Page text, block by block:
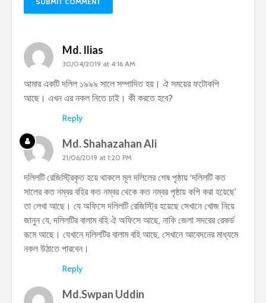
Md. Ilias
30/04/2019 at 4:16 AM
আমার একটি দলিল ১৯৯৯ সালে সম্পাদিত হয়। ঐ সময়ের ফটোকপি
আছে। এখন এর নকল নিতে চাই। কী করতে হবে?
Reply
Md. Shahazahan Ali
21/06/2019 at 1:20 PM
দলিলটি রেজিস্ট্রিকৃত হয়ে থাকলে মূল দলিলের শেষ পৃষ্ঠায় ‘দলিলটি কত
সালের কত নম্বর বহির কত নম্বর থেকে কত নম্বর পৃষ্ঠায় কপি করা হয়েছে’
তা লেখা আছে। যে অফিসে দলিলটি রেজিস্ট্রি হয়েছে সেখানে খোজ নিয়ে
জানুন যে, দলিলটির বালাম বহি ঐ অফিসে আছে, নাকি জেলা সদরের রেকর্ড
রূমে আছে। যেখানে দলিলটির বালাম বহি আছে, সেখানে আবেদনের মাধ্যমে
নকল উঠাতে পারবেন।
Reply
Md.Swpan Uddin